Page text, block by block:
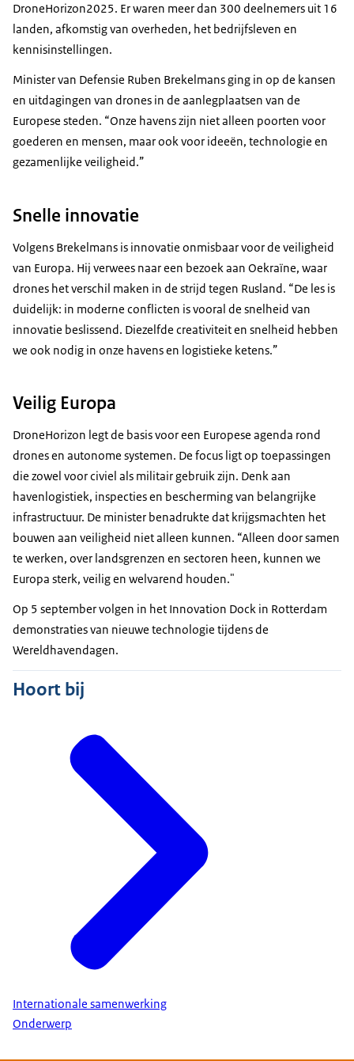
DroneHorizon2025. Er waren meer dan 300 deelnemers uit 16
landen, afkomstig van overheden, het bedrijfsleven en
kennisinstellingen.
Minister van Defensie Ruben Brekelmans ging in op de kansen
en uitdagingen van drones in de aanlegplaatsen van de
Europese steden. “Onze havens zijn niet alleen poorten voor
goederen en mensen, maar ook voor ideeën, technologie en
gezamenlijke veiligheid.”
Snelle innovatie
Volgens Brekelmans is innovatie onmisbaar voor de veiligheid
van Europa. Hij verwees naar een bezoek aan Oekraïne, waar
drones het verschil maken in de strijd tegen Rusland. “De les is
duidelijk: in moderne conflicten is vooral de snelheid van
innovatie beslissend. Diezelfde creativiteit en snelheid hebben
we ook nodig in onze havens en logistieke ketens.”
Veilig Europa
DroneHorizon legt de basis voor een Europese agenda rond
dronesen autonome systemen. De focus ligt op toepassingen
die zowel voor civiel als militair gebruik zijn. Denk aan
havenlogistiek, inspecties en bescherming van belangrijke
infrastructuur. De minister benadrukte dat krijgsmachten het
bouwen aan veiligheid niet alleen kunnen. “Alleen door samen
te werken, over landsgrenzen en sectoren heen, kunnen we
Europa sterk, veilig en welvarend houden."
Op 5 september volgen in het Innovation Dock in Rotterdam
demonstraties van nieuwe technologie tijdens de
Wereldhavendagen.
Hoort bij
Internationale samenwerking
Onderwerp